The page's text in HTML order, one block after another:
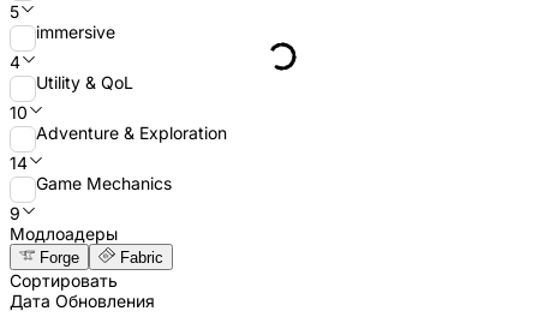
5
immersive
4
Utility & QoL
10
Adventure & Exploration
14
Game Mechanics
9
Модлоадеры
Forge Fabric
Сортировать
Дата Обновления